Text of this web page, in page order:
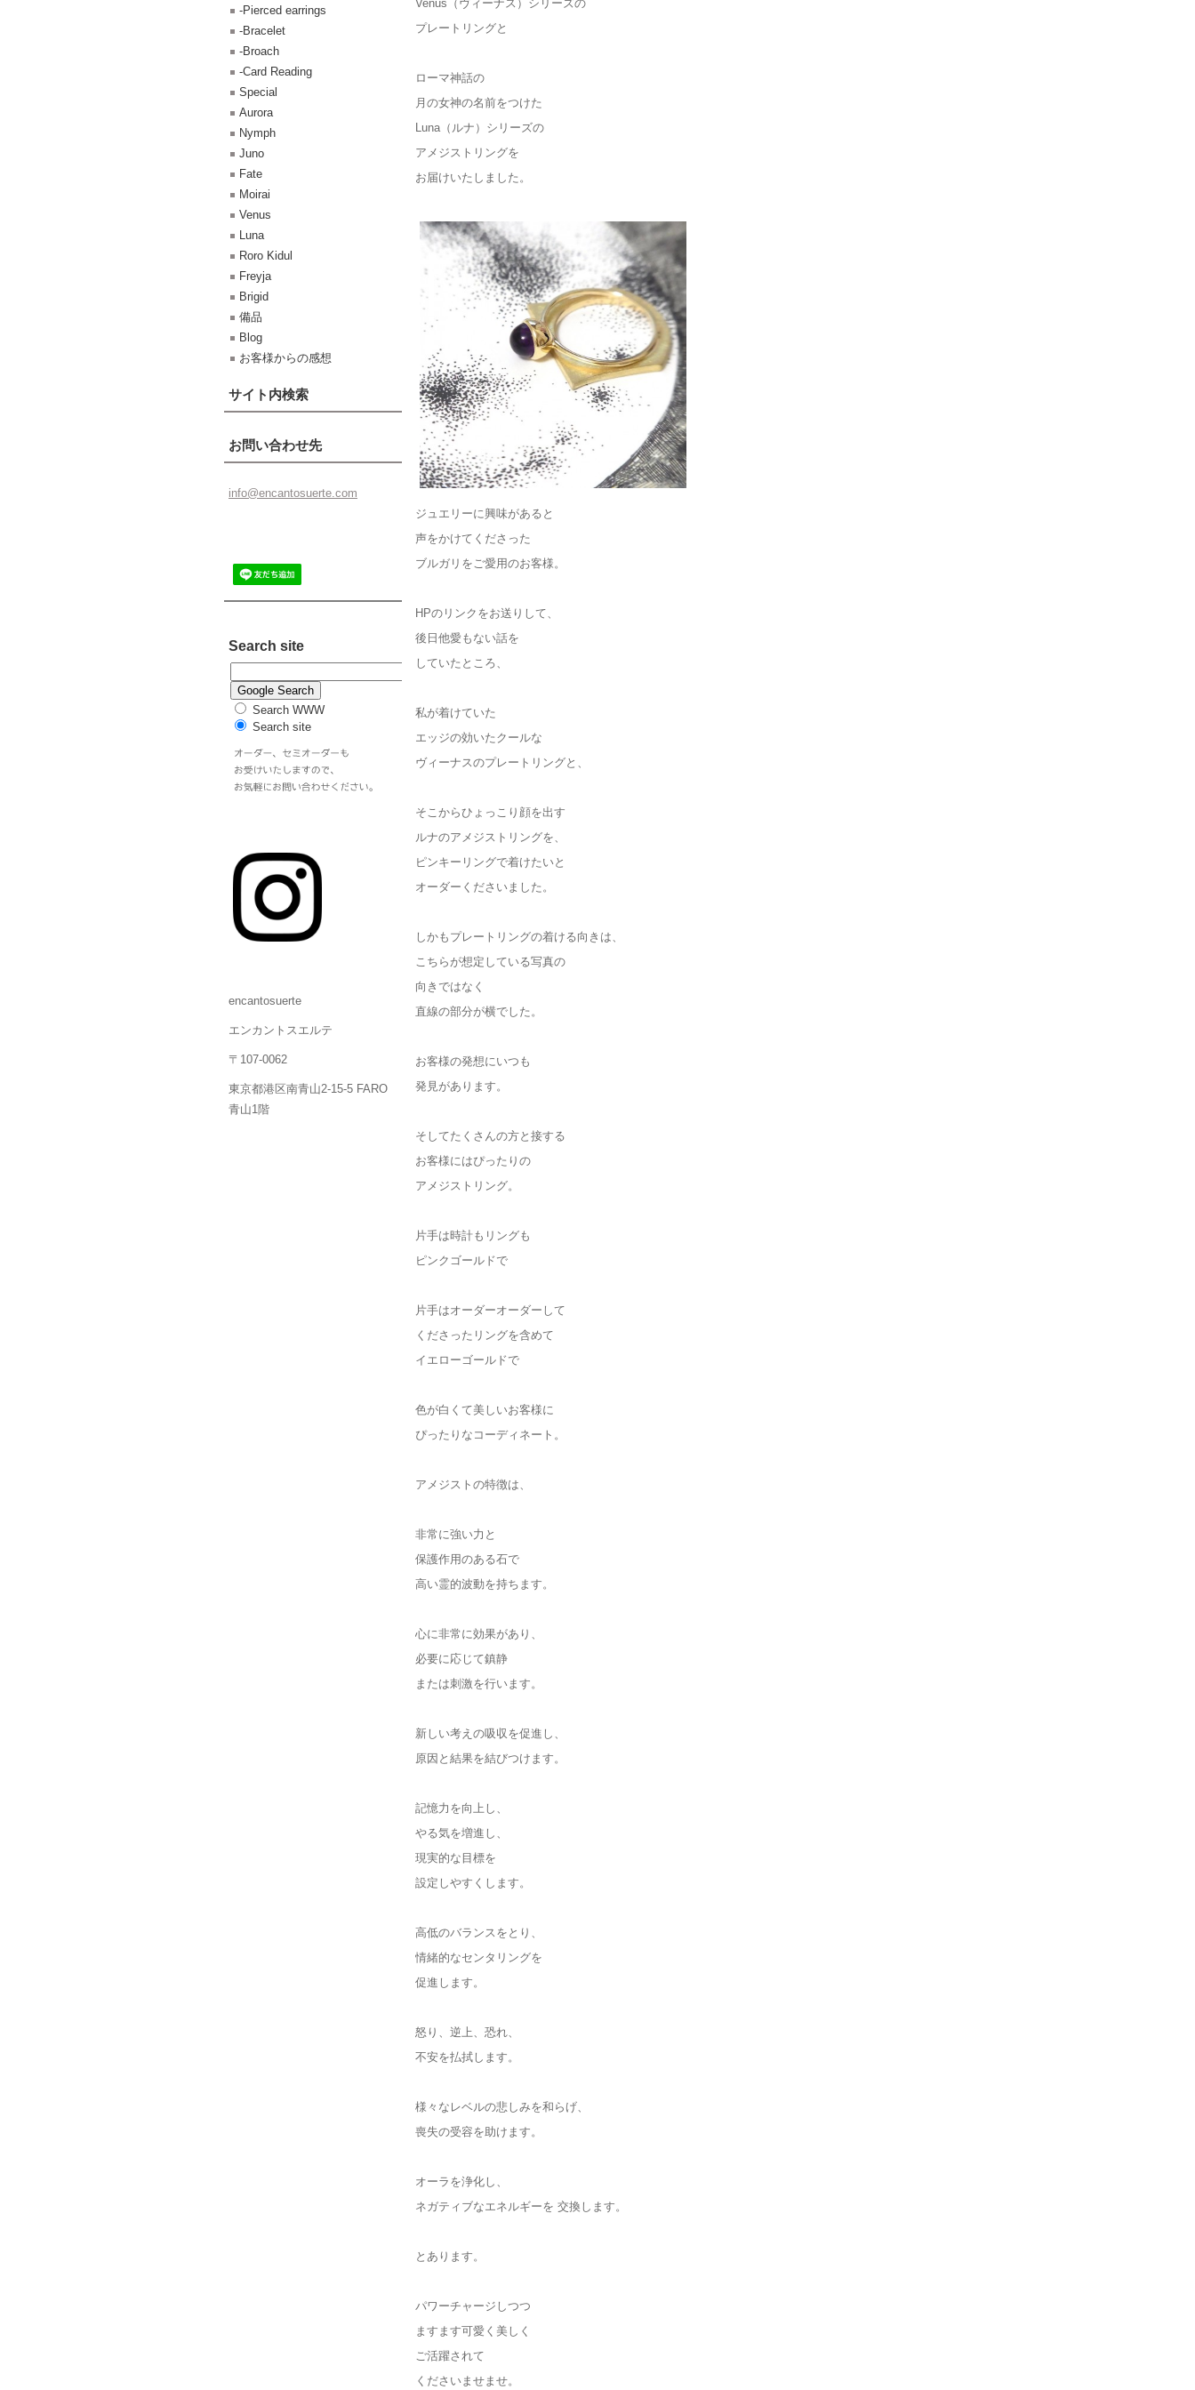
Venus（ヴィーナス）シリーズの
プレートリングと
ローマ神話の
月の女神の名前をつけた
Luna（ルナ）シリーズの
アメジストリングを
お届けいたしました。
ジュエリーに興味があると
声をかけてくださった
ブルガリをご愛用のお客様。
HPのリンクをお送りして、
後日他愛もない話を
していたところ、
私が着けていた
エッジの効いたクールな
ヴィーナスのプレートリングと、
そこからひょっこり顔を出す
ルナのアメジストリングを、
ピンキーリングで着けたいと
オーダーくださいました。
しかもプレートリングの着ける向きは、
こちらが想定している写真の
向きではなく
直線の部分が横でした。
お客様の発想にいつも
発見があります。
そしてたくさんの方と接する
お客様にはぴったりの
アメジストリング。
片手は時計もリングも
ピンクゴールドで
片手はオーダーオーダーして
くださったリングを含めて
イエローゴールドで
色が白くて美しいお客様に
ぴったりなコーディネート。
アメジストの特徴は、
非常に強い力と
保護作用のある石で
高い霊的波動を持ちます。
心に非常に効果があり、
必要に応じて鎮静
または刺激を行います。
新しい考えの吸収を促進し、
原因と結果を結びつけます。
記憶力を向上し、
やる気を増進し、
現実的な目標を
設定しやすくします。
高低のバランスをとり、
情緒的なセンタリングを
促進します。
怒り、逆上、恐れ、
不安を払拭します。
様々なレベルの悲しみを和らげ、
喪失の受容を助けます。
オーラを浄化し、
ネガティブなエネルギーを 交換します。
とあります。
パワーチャージしつつ
ますます可愛く美しく
ご活躍されて
くださいませませ。
-Pierced earrings
-Bracelet
-Broach
-Card Reading
Special
Aurora
Nymph
Juno
Fate
Moirai
Venus
Luna
Roro Kidul
Freyja
Brigid
備品
Blog
お客様からの感想
サイト内検索
お問い合わせ先
info@encantosuerte.com
Search site
Search WWW
Search site
encantosuerte
エンカントスエルテ
〒107-0062
東京都港区南青山2-15-5 FARO
青山1階